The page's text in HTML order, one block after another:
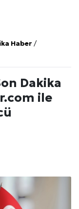
Haber /
Dakika
ile